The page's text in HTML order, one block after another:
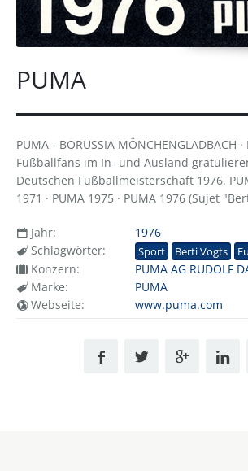
PUMA
PUMA - BORUSSIA MÖNCHENGLADBACH
Fußballfans im In- und Ausland
Deutschen Fußballmeisterschaft 1976.
1971 · PUMA 1975 · PUMA 1976 (Sujet
Jahr:
1976
Schlagwörter:
Sport Berti Vogts
Konzern:
PUMA AG RUDOLF
Marke:
PUMA
Webseite:
www.puma.com